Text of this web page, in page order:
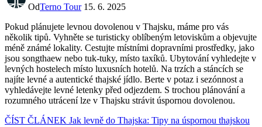
OdTerno Tour 15. 6. 2025
Pokud plánujete levnou dovolenou v Thajsku, máme pro vás
několik tipů. Vyhněte se turisticky oblíbeným letoviskům a objevujte
méně známé lokality. Cestujte místními dopravními prostředky, jako
jsou songthaew nebo tuk-tuky, místo taxíků. Ubytování vyhledejte v
levných hostelech místo luxusních hotelů. Na trzích a stáncích se
najíte levné a autentické thajské jídlo. Berte v potaz i sezónnost a
vyhledávejte levné letenky před odjezdem. S trochou plánování a
rozumného utrácení lze v Thajsku strávit úspornou dovolenou.
ČÍST ČLÁNEK Jak levně do Thajska: Tipy na úspornou thajskou